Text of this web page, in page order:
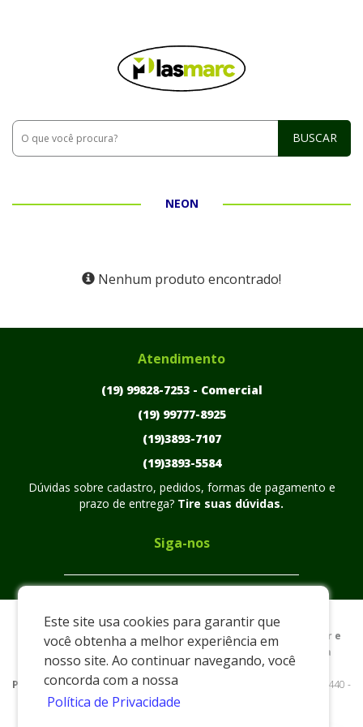
Este site usa cookies para garantir que
você obtenha a melhor experiência em
nosso site. Ao continuar navegando, você
concorda com a nossa
Política de Privacidade
BUSCAR
NEON
Nenhum produto encontrado!
Atendimento
(19) 99828-7253 - Comercial
(19) 99777-8925
(19)3893-7107
(19)3893-5584
Dúvidas sobre cadastro, pedidos, formas de pagamento e
prazo de entrega? Tire suas dúvidas.
Siga-nos
Preços e condições exclusivos para o www.plasmarc.com.br e
para o televendas, podendo sofrer alterações sem prévia
notiﬁcação.
Plasmarc|xxxx|www.plasmarc.com.br
| Rua Nelson Custodio - 440 -
Distrito Industrial Américo Pieri - Pedreira/SP - 13928-550 - E-mail: